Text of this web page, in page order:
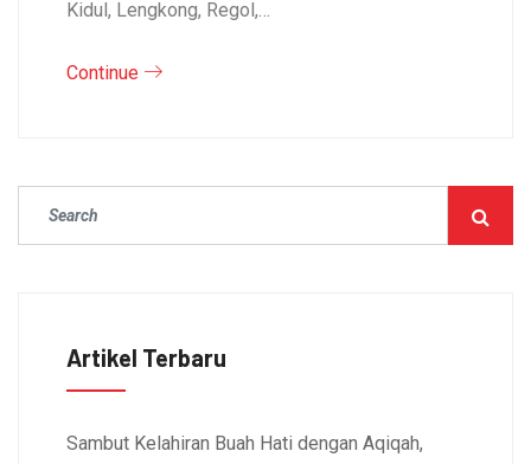
Kidul, Lengkong, Regol,…
Continue
Artikel Terbaru
Sambut Kelahiran Buah Hati dengan Aqiqah,